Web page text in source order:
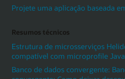
Projete uma aplicação baseada
Resumos técnicos
Estrutura de microsserviços
compatível com microprofile
Banco de dados convergente: